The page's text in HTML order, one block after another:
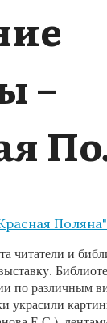
–
Поляна"
читатели и
по различным
украсили